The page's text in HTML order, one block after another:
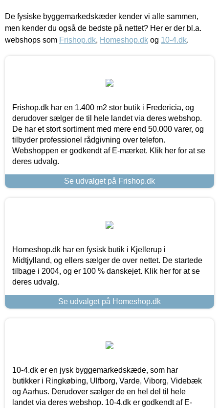
De fysiske byggemarkedskæder kender vi alle sammen,
men kender du også de bedste på nettet? Her er der bl.a.
webshops som Frishop.dk, Homeshop.dk og 10-4.dk.
Frishop.dk har en 1.400 m2 stor butik i Fredericia, og
derudover sælger de til hele landet via deres webshop.
De har et stort sortiment med mere end 50.000 varer, og
tilbyder professionel rådgivning over telefon.
Webshoppen er godkendt af E-mærket. Klik her for at se
deres udvalg.
Se udvalget på Frishop.dk
Homeshop.dk har en fysisk butik i Kjellerup i
Midtjylland, og ellers sælger de over nettet. De startede
tilbage i 2004, og er 100 % danskejet. Klik her for at se
deres udvalg.
Se udvalget på Homeshop.dk
10-4.dk er en jysk byggemarkedskæde, som har
butikker i Ringkøbing, Ulfborg, Varde, Viborg, Videbæk
og Aarhus. Derudover sælger de en hel del til hele
landet via deres webshop. 10-4.dk er godkendt af E-